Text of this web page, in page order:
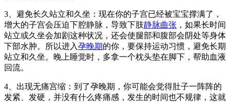
3、避免长久站立和久坐：现在你的子宫已经被宝宝撑满了，
增大的子宫会压迫下腔静脉，导致下肢静脉曲张 ，如果长时间
站立或久坐会加剧这种状况，还会使腿部和腹部会阴处等身体
下部水肿。所以进入孕晚期的你，要保持运动习惯，避免长期
站立和久坐。晚上睡觉时，多拿一个枕头垫在脚下，帮助血液
回流。
4、出现无痛宫缩：到了孕晚期，你可能会觉得肚子一阵阵的
发紧、发硬，并没有什么疼痛感，发生的时间也不规律，这就